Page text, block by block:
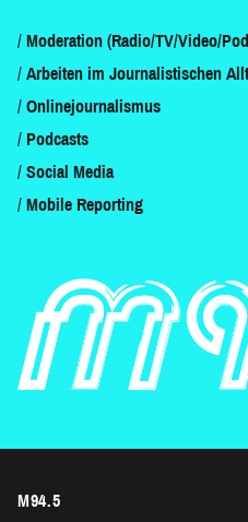
Moderation (Radio/TV/Video/
Arbeiten im Journalistischen
Onlinejournalismus
Podcasts
Social Media
Mobile Reporting
M94.5